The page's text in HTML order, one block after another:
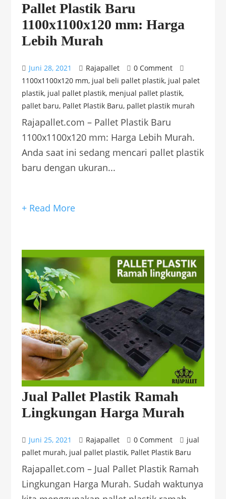
Pallet Plastik Baru
1100x1100x120 mm: Harga
Lebih Murah
Juni 28, 2021 Rajapallet
0 Comment
1100x1100x120 mm, jual beli pallet plastik, jual palet
plastik, jual pallet plastik, menjual pallet plastik,
pallet baru, Pallet Plastik Baru, pallet plastik murah
Rajapallet.com – Pallet Plastik Baru
1100x1100x120 mm: Harga Lebih Murah.
Anda saat ini sedang mencari pallet plastik
baru dengan ukuran...
+ Read More
Jual Pallet Plastik Ramah
Lingkungan Harga Murah
Juni 25, 2021 Rajapallet 0 Comment
jual
pallet murah, jual pallet plastik, Pallet Plastik Baru
Rajapallet.com – Jual Pallet Plastik Ramah
Lingkungan Harga Murah. Sudah waktunya